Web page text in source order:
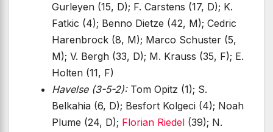
Gurleyen (15, D); F. Carstens (17, D); K.
Fatkic (4); Benno Dietze (42, M); Cedric
Harenbrock (8, M); Marco Schuster (5,
M); V. Bergh (33, D); M. Krauss (35, F); E.
Holten (11, F)
Havelse (3-5-2):Tom Opitz (1); S.
Belkahia (6, D); Besfort Kolgeci (4); Noah
Plume (24, D); Florian Riedel (39); N.